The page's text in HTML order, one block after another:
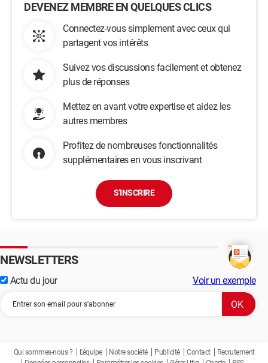
DEVENEZ MEMBRE EN QUELQUES CLICS
Connectez-vous simplement avec ceux qui
partagent vos intérêts
Suivez vos discussions facilement et obtenez
plus de réponses
Mettez en avant votre expertise et aidez les
autres membres
Profitez de nombreuses fonctionnalités
supplémentaires en vous inscrivant
S'INSCRIRE
NEWSLETTERS
Actu du jour Voir un exemple
Qui sommes-nous ? L'équipe Notre société Publicité Contact
Recrutement